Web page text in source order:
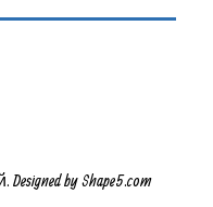
by Shape5.com